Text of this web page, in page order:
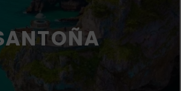
SANTOÑA